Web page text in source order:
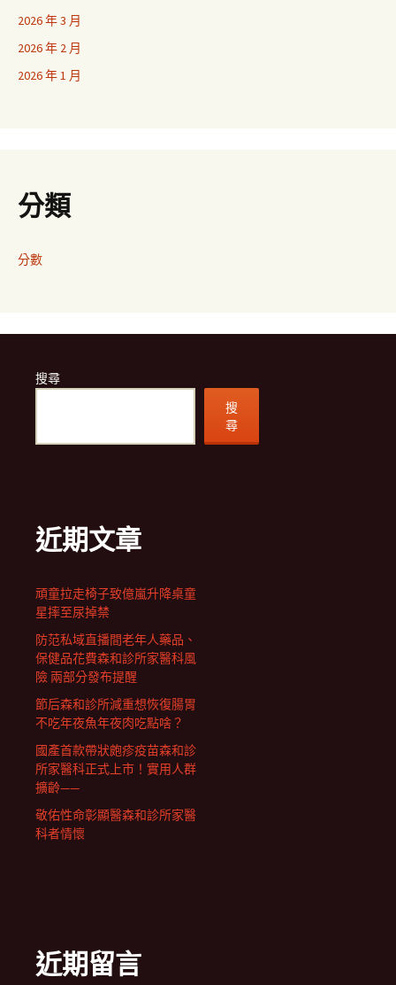
2026 年 3 月
2026 年 2 月
2026 年 1 月
分類
分數
搜尋
搜
尋
近期文章
頑童拉走椅子致億嵐升降桌童
星摔至尿掉禁
防范私域直播間老年人藥品、
保健品花費森和診所家醫科風
險 兩部分發布提醒
節后森和診所減重想恢復腸胃
不吃年夜魚年夜肉吃點啥？
國產首款帶狀皰疹疫苗森和診
所家醫科正式上市！實用人群
擴齡——
敬佑性命彰顯醫森和診所家醫
科者情懷
近期留言